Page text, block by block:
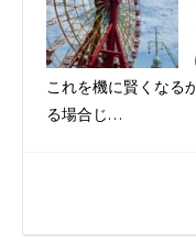
これを機に賢くなる
る場合じ…